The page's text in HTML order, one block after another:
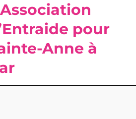
pour
Anne à